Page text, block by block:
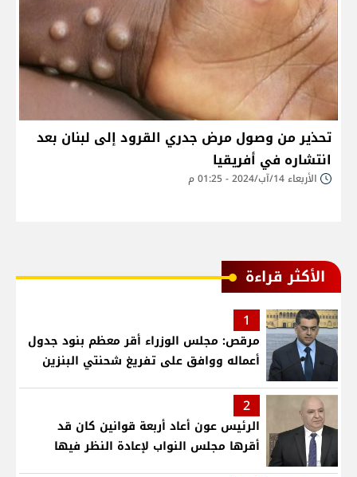
تحذير من وصول مرض جدري القرود إلى لبنان بعد
انتشاره في أفريقيا
الأربعاء 14/آب/2024 - 01:25 م
الأكثر قراءة
1
مرقص: مجلس الوزراء أقر معظم بنود جدول
أعماله ووافق على تفريغ شحنتي البنزين
2
الرئيس عون أعاد أربعة قوانين كان قد
أقرها مجلس النواب لإعادة النظر فيها